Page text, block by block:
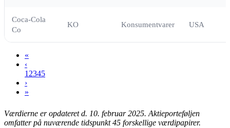
Coca-Cola
Co
KO Konsumentvarer USA
«
‹
1 2345
›
»
Værdierne er opdateret d. 10. februar 2025. Aktieporteføljen
omfatter på nuværende tidspunkt 45 forskellige værdipapirer.